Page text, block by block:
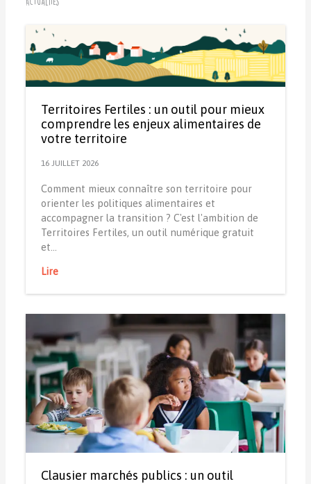
Territoires Fertiles : un outil pour mieux
comprendre les enjeux alimentaires de
votre territoire
16 JUILLET 2026
Comment mieux connaître son territoire pour
orienter les politiques alimentaires et
accompagner la transition ? C'est l'ambition de
Territoires Fertiles, un outil numérique gratuit
et…
Lire
Clausier marchés publics : un outil